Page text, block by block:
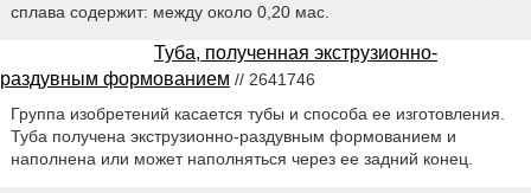
сплава содержит: между около 0,20 мас.
Туба, полученная экструзионно-
раздувным формованием // 2641746
Группа изобретений касается тубы и способа ее изготовления.
Туба получена экструзионно-раздувным формованием и
наполнена или может наполняться через ее задний конец.